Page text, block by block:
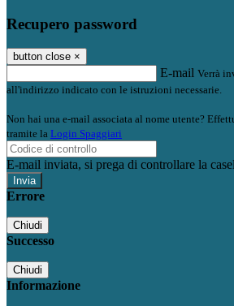
Recupero password
button close ×
E-mail Verrà
all'indirizzo indicato con le istruzioni necessarie.
Non hai una e-mail associata al nome utente?
tramite la Login Spaggiari
E-mail inviata, si prega di controllare la
Errore
Chiudi
Successo
Chiudi
Informazione